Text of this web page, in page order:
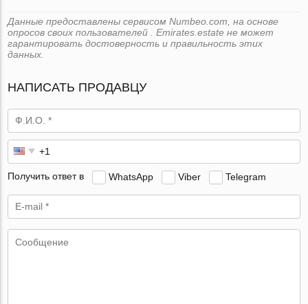
Данные предоставлены сервисом Numbeo.com, на основе
опросов своих пользователей . Emirates.estate не может
гарантировать достоверность и правильность этих
данных.
НАПИСАТЬ ПРОДАВЦУ
Получить ответ в WhatsApp Viber Telegram